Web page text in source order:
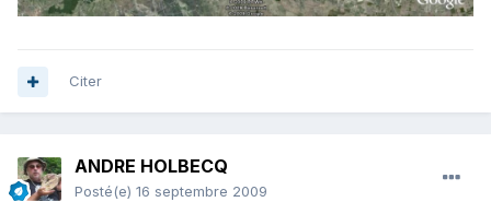
Citer
ANDRE HOLBECQ
Posté(e) 16 septembre 2009